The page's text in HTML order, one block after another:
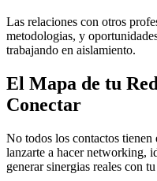
Las relaciones con otros
metodologias, y
trabajando en aislamiento.
El Mapa de tu
Conectar
No todos los contactos
lanzarte a hacer networking,
generar sinergias reales con